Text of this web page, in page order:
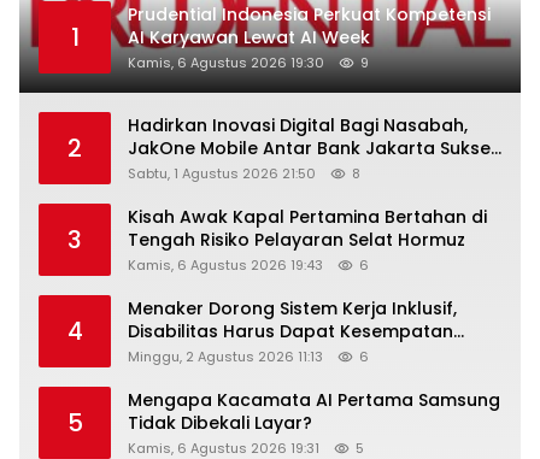
1
Prudential Indonesia Perkuat Kompetensi
AI Karyawan Lewat AI Week
Kamis, 6 Agustus 2026 19:30 9
2
Hadirkan Inovasi Digital Bagi Nasabah,
JakOne Mobile Antar Bank Jakarta Sukses
Raih Digital Excellence Awards 2026
Sabtu, 1 Agustus 2026 21:50 8
3
Kisah Awak Kapal Pertamina Bertahan di
Tengah Risiko Pelayaran Selat Hormuz
Kamis, 6 Agustus 2026 19:43 6
4
Menaker Dorong Sistem Kerja Inklusif,
Disabilitas Harus Dapat Kesempatan
Setara
Minggu, 2 Agustus 2026 11:13 6
5
Mengapa Kacamata AI Pertama Samsung
Tidak Dibekali Layar?
Kamis, 6 Agustus 2026 19:31 5